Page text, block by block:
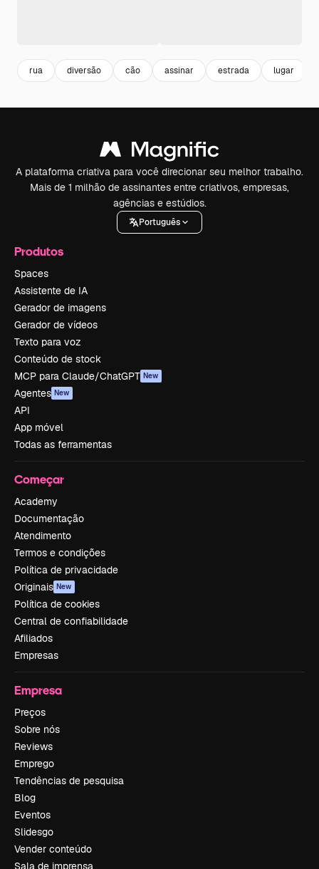
rua diversão cão assinar estrada lugar
A plataforma criativa para você direcionar seu melhor trabalho.
Mais de 1 milhão de assinantes entre criativos, empresas,
agências e estúdios.
Português
Produtos
Spaces
Assistente de IA
Gerador de imagens
Gerador de vídeos
Texto para voz
Conteúdo de stock
MCP para Claude/ChatGPT New
Agentes New
API
App móvel
Todas as ferramentas
Começar
Academy
Documentação
Atendimento
Termos e condições
Política de privacidade
Originais New
Política de cookies
Central de confiabilidade
Afiliados
Empresas
Empresa
Preços
Sobre nós
Reviews
Emprego
Tendências de pesquisa
Blog
Eventos
Slidesgo
Vender conteúdo
Sala de imprensa